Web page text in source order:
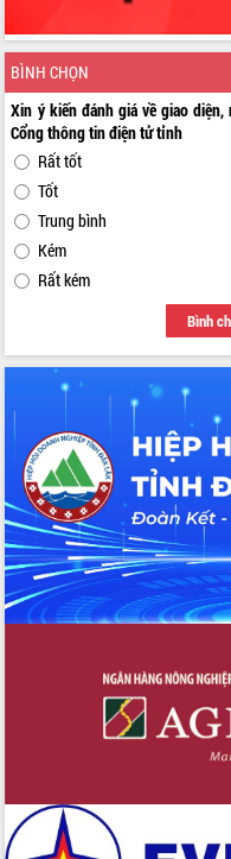
BÌNH CHỌN
Xin ý kiến đánh giá về giao
Cổng thông tin điện tử tỉnh
Rất tốt
Tốt
Trung bình
Kém
Rất kém
Bình